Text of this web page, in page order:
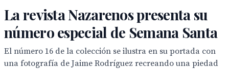
La revista Nazarenos presenta su
número especial de Semana Santa
El número 16 de la colección se ilustra en su portada con
una fotografía de Jaime Rodríguez recreando una piedad